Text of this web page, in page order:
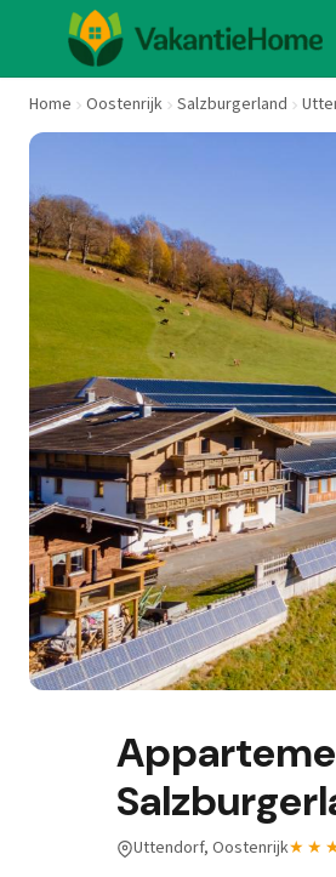
Home Oostenrijk Salzburgerland
Uttendorf, Oostenrijk